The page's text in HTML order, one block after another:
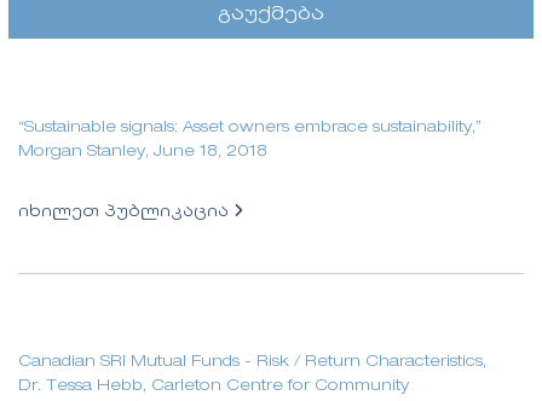
გაუქმება
“Sustainable signals: Asset owners embrace sustainability,”
Morgan Stanley, June 18, 2018
იხილეთ პუბლიკაცია
Canadian SRI Mutual Funds - Risk / Return Characteristics,
Dr. Tessa Hebb, Carleton Centre for Community